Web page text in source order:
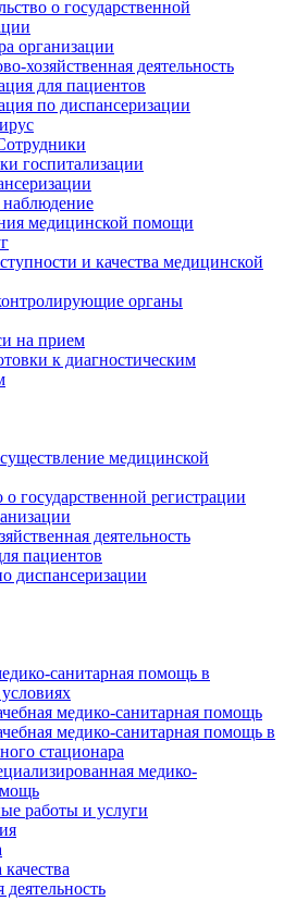
о государственной
организации
хозяйственная деятельность
для пациентов
по диспансеризации
госпитализации
медицинской помощи
и качества медицинской
органы
на прием
к диагностическим
медицинской
о государственной регистрации
деятельность
пациентов
диспансеризации
санитарная помощь в
медико-санитарная помощь
медико-санитарная помощь в
стационара
медико-
работы и услуги